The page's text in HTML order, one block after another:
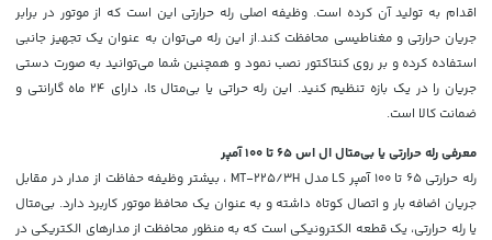
اقدام به تولید آن کرده است. وظیفه اصلی رله حرارتی این است که از موتور در برابر
جریان حرارتی و مغناطیسی محافظت کند.از این رله می‌توان به عنوان یک تجهیز جانبی
استفاده کرده و بر روی کنتاکتور نصب نمود و همچنین شما می‌توانید به صورت دستی
جریان را در یک بازه تنظیم کنید. این رله حراتی یا بی‌متال ls، دارای 24 ماه گارانتی و
ضمانت کالا است.
معرفی رله حرارتی یا بی‌متال ال اس 65 تا 100 آمپر
رله حرارتی 65 تا 100 آمپر LS مدل MT-225/3H ، بیشتر وظیفه حفاظت از مدار در مقابل
جریان اضافه‌ بار و اتصال کوتاه داشته و به عنوان یک محافظ موتور کاربرد دارد. بی‌متال
یا رله حرارتی، یک قطعه الکترونیکی است که به منظور محافظت از مدارهای الکتریکی در